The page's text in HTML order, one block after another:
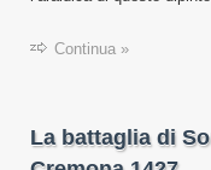
Continua »
La battaglia di